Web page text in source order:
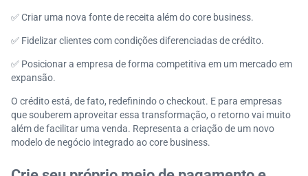
✅Criar uma nova fonte de receita além do core business.
✅ Fidelizar clientes com condições diferenciadas de crédito.
✅ Posicionar a empresa de forma competitiva em um mercado em
expansão.
O crédito está, de fato, redefinindo o checkout. E para empresas
que souberem aproveitar essa transformação, o retorno vai muito
além de facilitar uma venda. Representa a criação de um novo
modelo de negócio integrado ao core business.